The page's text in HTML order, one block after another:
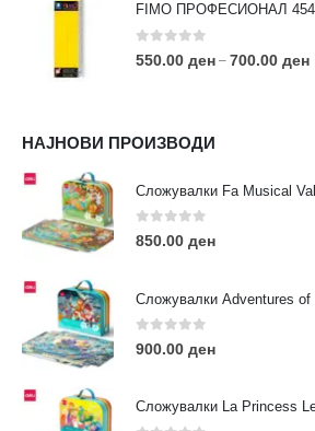
FIMO ПРОФЕСИОНАЛ
0out of 5
550.00 ден – 700.00 ден
НАЈНОВИ ПРОИЗВОДИ
Сложувалки Fa Musical
0out of 5
850.00 ден
Сложувалки Adventures of
0out of 5
900.00 ден
Сложувалки La Princess
АДРЕСА:
ул. 3та Македонска Бригада бр.46
ТЕЛЕФОН:
0038977640534
contact@moehobi.mk
РАБОТНО ВРЕМЕ:
Пон - Саб / 09:00 - 21:00